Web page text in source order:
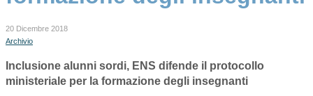
20 Dicembre 2018
Archivio
Inclusione alunni sordi, ENS difende il protocollo
ministeriale per la formazione degli insegnanti